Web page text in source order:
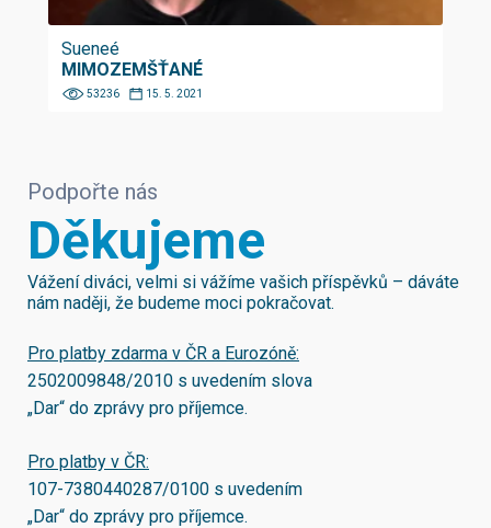
Sueneé
MIMOZEMŠŤANÉ
53236 15. 5. 2021
Podpořte nás
Děkujeme
Vážení diváci, velmi si vážíme vašich příspěvků – dáváte
nám naději, že budeme moci pokračovat.
Pro platby zdarma v ČR a Eurozóně:
2502009848/2010 s uvedením slova
„Dar“ do zprávy pro příjemce.
Pro platby v ČR:
107-7380440287/0100 s uvedením
„Dar“ do zprávy pro příjemce.